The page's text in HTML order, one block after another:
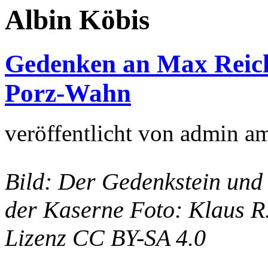
Albin Köbis
Gedenken an Max
Porz-Wahn
veröffentlicht von admin
Bild: Der Gedenkstein
der Kaserne Foto: Klaus
Lizenz CC BY-SA 4.0